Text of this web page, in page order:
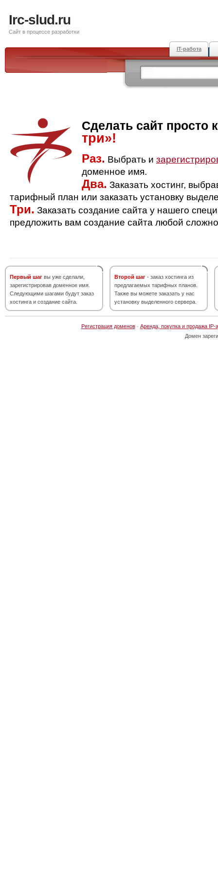
Irc-slud.ru
Сайт в процессе разработки
IT-работа
Сделать сайт просто
три»!
Раз. Выбрать и
доменное имя.
Два. Заказать хостинг,
тарифный план или заказать установку
Три. Заказать создание сайта у нашего
предложить вам создание сайта любой
Первый шаг вы уже сделали,
зарегистрировав доменное имя.
Следующими шагами будут заказ
хостинга и создание сайта.
Второй шаг - заказ хостинга из
предлагаемых тарифных планов.
Также вы можете заказать у нас
установку выделенного сервера.
Регистрация доменов· Аренда, покупка и продажа IP-
Домен